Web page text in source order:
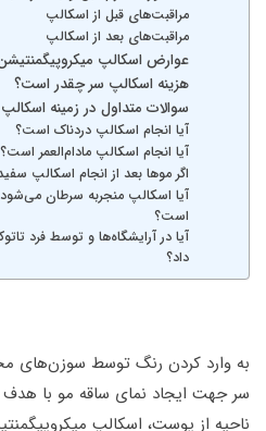
مراقبت‌های قبل از اسکالپ
مراقبت‌های بعد از اسکالپ
عوارض اسکالپ
هزینه اسکالپ سر چقدر است؟
سوالات متداول در زمینه
آیا انجام اسکالپ دردناک است؟
آیا انجام اسکالپ مادام‌العمر ‌است؟
اگر موها بعد از انجام اسکالپ
آیا اسکالپ منجربه سرطان
است؟
آیا در آرایشگاه‌ها و توسط فرد
داد؟
به وارد کردن رنگ توسط
سر جهت ایجاد نمای ساقه مو با
ناحیه از پوست، اسکالپ